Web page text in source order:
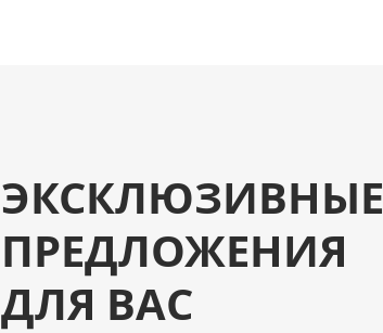
ЭКСКЛЮЗИВНЫЕ
ПРЕДЛОЖЕНИЯ
ДЛЯ ВАС